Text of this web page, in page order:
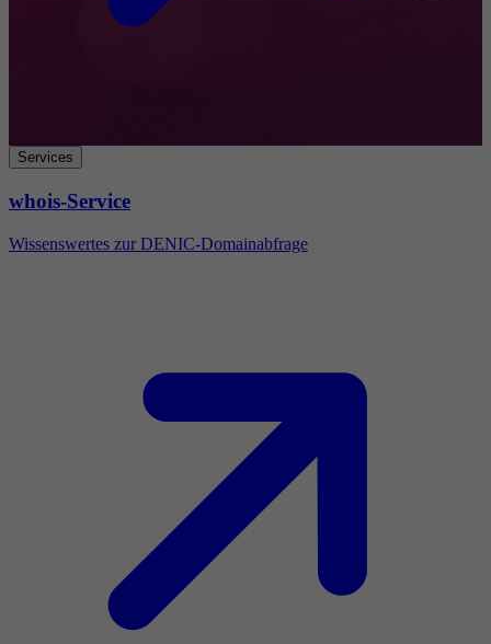
Services
whois-Service
Wissenswertes zur DENIC-Domainabfrage